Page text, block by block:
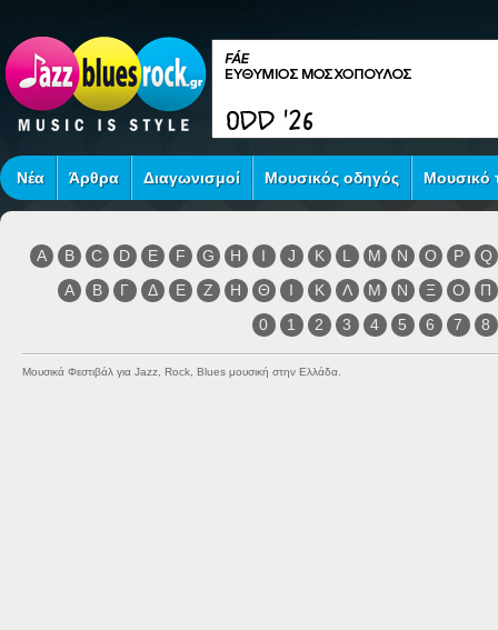
Νέα Άρθρα Διαγωνισμοί Μουσικός οδηγός Μουσικό
A B C D E F G H I J K L M N O P
Q
Α
Β Γ Δ Ε Ζ Η Θ Ι Κ Λ Μ Ν Ξ Ο
Π
0
1 2 3 4 5 6 7 8
Μουσικά Φεστιβάλ για Jazz, Rock, Blues μουσική στην Ελλάδα.